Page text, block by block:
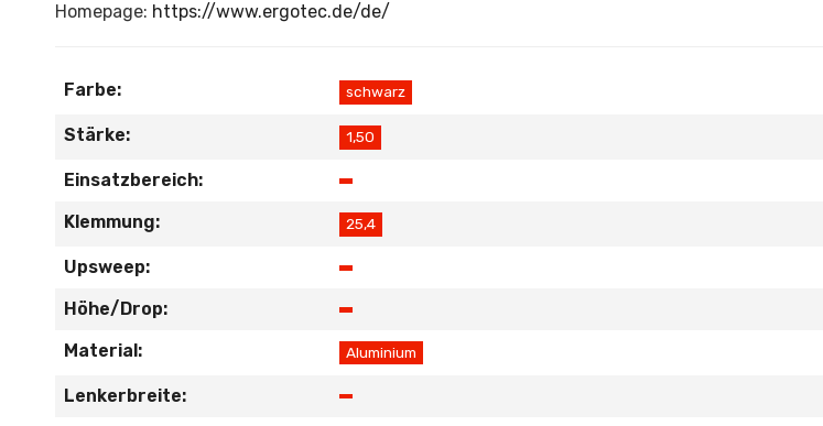
Homepage: https://www.ergotec.de/de/
Farbe: schwarz
Stärke: 1,50
Einsatzbereich:
Klemmung:
25,4
Upsweep:
Höhe/Drop:
Material:
Aluminium
Lenkerbreite: